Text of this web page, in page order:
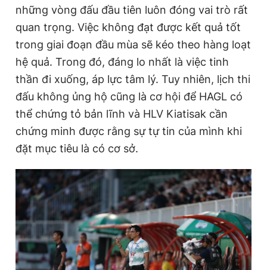
những vòng đấu đầu tiên luôn đóng vai trò rất
quan trọng. Việc không đạt được kết quả tốt
trong giai đoạn đầu mùa sẽ kéo theo hàng loạt
hệ quả. Trong đó, đáng lo nhất là việc tinh
thần đi xuống, áp lực tâm lý. Tuy nhiên, lịch thi
đấu không ủng hộ cũng là cơ hội để HAGL có
thể chứng tỏ bản lĩnh và HLV Kiatisak cần
chứng minh được rằng sự tự tin của mình khi
đặt mục tiêu là có cơ sở.